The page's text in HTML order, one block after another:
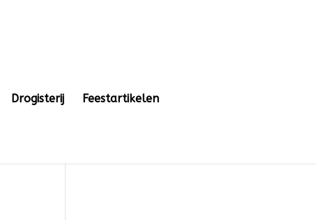
Drogisterij
Feestartikelen